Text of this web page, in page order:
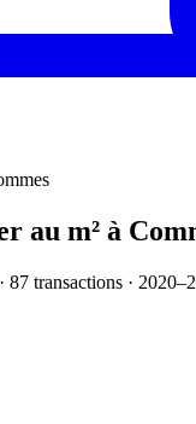
au m² à
87 transactions ·